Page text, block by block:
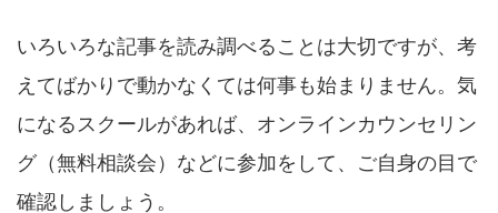
いろいろな記事を読み調べることは大切ですが、考
えてばかりで動かなくては何事も始まりません。気
になるスクールがあれば、オンラインカウンセリン
グ（無料相談会）などに参加をして、ご自身の目で
確認しましょう。